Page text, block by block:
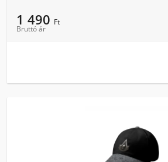
1 490 Ft
Bruttó ár